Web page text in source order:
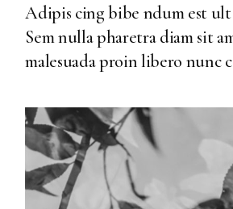
Adipis cing bibe ndum est
Sem nulla pharetra diam sit
malesuada proin libero nunc